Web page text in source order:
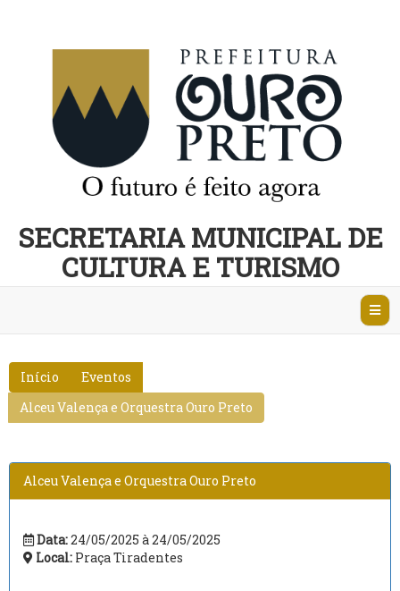
SECRETARIA MUNICIPAL DE
CULTURA E TURISMO
Início
Eventos
Alceu Valença e Orquestra Ouro Preto
Alceu Valença e Orquestra Ouro Preto
Data:24/05/2025 à 24/05/2025
Local: Praça Tiradentes